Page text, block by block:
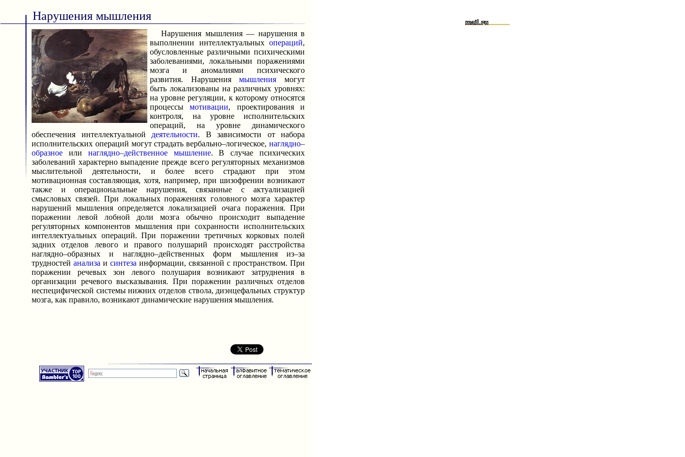
Нарушения мышления
Нарушения мышления — нарушения в
выполнении интеллектуальных операций,
обусловленные различными психическими
заболеваниями, локальными поражениями
мозга и аномалиями психического
развития. Нарушениямышления могут
быть локализованы на различных уровнях:
на уровне регуляции, к которому относятся
процессымотивации, проектирования и
контроля, на уровне исполнительских
операций, на уровне динамического
обеспечения интеллектуальной деятельности. В зависимости от набора
исполнительских операций могут страдать вербально–логическое, наглядно–
образное или наглядно–действенное мышление. В случае психических
заболеваний характерно выпадение прежде всего регуляторных механизмов
мыслительной деятельности, и более всего страдают при этом
мотивационная составляющая, хотя, например, при шизофрении возникают
также и операциональные нарушения, связанные с актуализацией
смысловых связей. При локальных поражениях головного мозга характер
нарушений мышления определяется локализацией очага поражения. При
поражении левой лобной доли мозга обычно происходит выпадение
регуляторных компонентов мышления при сохранности исполнительских
интеллектуальных операций. При поражении третичных корковых полей
задних отделов левого и правого полушарий происходят расстройства
наглядно–образных и наглядно–действенных форм мышления из–за
трудностей анализа и синтеза информации, связанной с пространством. При
поражении речевых зон левого полушария возникают затруднения в
организации речевого высказывания. При поражении различных отделов
неспецифической системы нижних отделов ствола, диэнцефальных структур
мозга, как правило, возникают динамические нарушения мышления.